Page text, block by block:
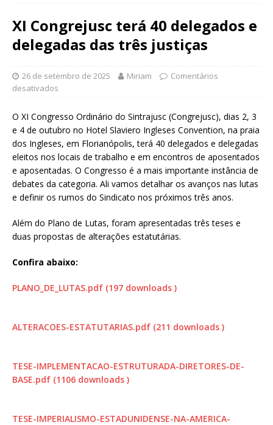
XI Congrejusc terá 40 delegados e
delegadas das três justiças
26 de setembro de 2025 Miriam
Comentários
desativados
O XI Congresso Ordinário do Sintrajusc (Congrejusc), dias 2, 3
e 4 de outubro no Hotel Slaviero Ingleses Convention, na praia
dos Ingleses, em Florianópolis, terá 40 delegados e delegadas
eleitos nos locais de trabalho e em encontros de aposentados
e aposentadas. O Congresso é a mais importante instância de
debates da categoria. Ali vamos detalhar os avanços nas lutas
e definir os rumos do Sindicato nos próximos três anos.
Além do Plano de Lutas, foram apresentadas três teses e
duas propostas de alterações estatutárias.
Confira abaixo:
PLANO_DE_LUTAS.pdf (197 downloads )
ALTERACOES-ESTATUTARIAS.pdf (211 downloads )
TESE-IMPLEMENTACAO-ESTRUTURADA-DIRETORES-DE-
BASE.pdf (1106 downloads )
TESE-IMPERIALISMO-ESTADUNIDENSE-NA-AMERICA-